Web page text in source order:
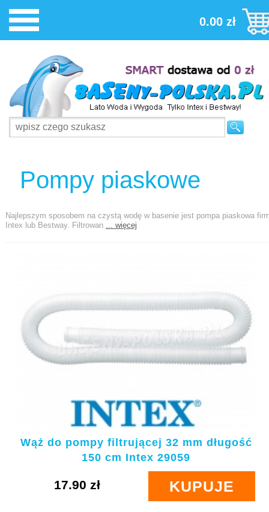
0.00 zł
Pompy piaskowe
Najlepszym sposobem na czystą wodę w basenie jest pompa piaskowa
Intex lub Bestway. Filtrowan ... więcej
Wąż do pompy filtrującej 32 mm długość
150 cm Intex 29059
KUPUJE
17.90 zł